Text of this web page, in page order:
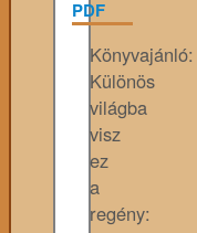
Könyvajánló:
Különös
világba
visz
ez
a
regény: